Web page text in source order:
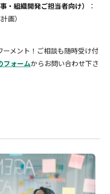
組織開発ご担当者向け）
：
画）
メント！ご相談も随時受け付
フォームからお問い合わせ下さ